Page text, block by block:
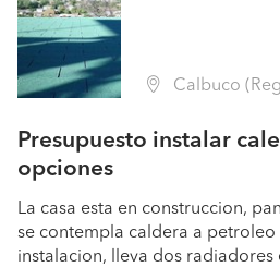
Calbuco (Región X
Presupuesto instalar
opciones
La casa esta en construccion,
se contempla caldera a
instalacion, lleva dos radiadores